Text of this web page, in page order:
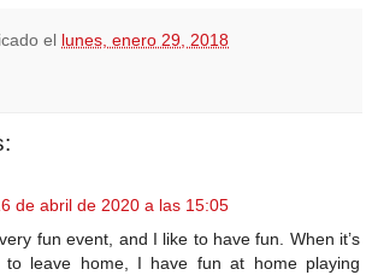
el lunes, enero 29, 2018
de abril de 2020 a las 15:05
fun event, and I like to have fun. When it’s
to leave home, I have fun at home playing